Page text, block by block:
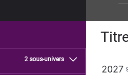
2 sous-univers
2027